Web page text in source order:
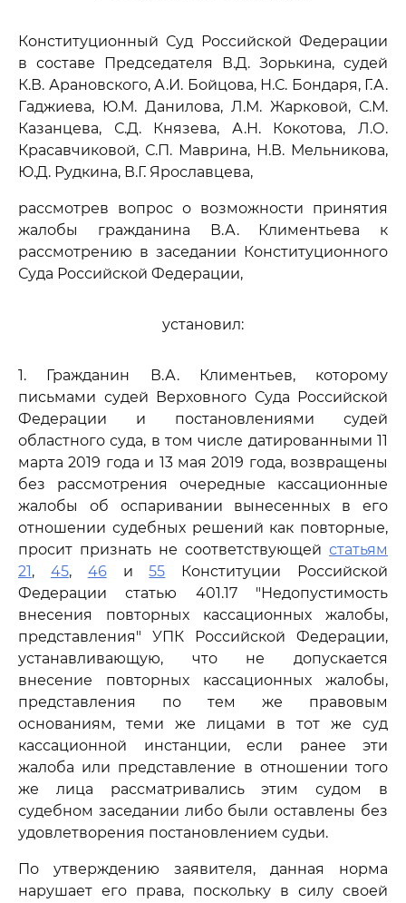
Конституционный Суд Российской Федерации
в составе Председателя В.Д. Зорькина, судей
К.В. Арановского, А.И. Бойцова, Н.С. Бондаря, Г.А.
Гаджиева, Ю.М. Данилова, Л.М. Жарковой, С.М.
Казанцева, С.Д. Князева, А.Н. Кокотова, Л.О.
Красавчиковой, С.П. Маврина, Н.В. Мельникова,
Ю.Д. Рудкина, В.Г. Ярославцева,
рассмотрев вопрос о возможности принятия
жалобы гражданина В.А. Климентьева к
рассмотрению в заседании Конституционного
Суда Российской Федерации,
установил:
1. Гражданин В.А. Климентьев, которому
письмами судей Верховного Суда Российской
Федерации и постановлениями судей
областного суда, в том числе датированными 11
марта 2019 года и 13 мая 2019 года, возвращены
без рассмотрения очередные кассационные
жалобы об оспаривании вынесенных в его
отношении судебных решений как повторные,
просит признать не соответствующей статьям
21, 45, 46и55 Конституции Российской
Федерации статью 401.17 "Недопустимость
внесения повторных кассационных жалобы,
представления" УПК Российской Федерации,
устанавливающую, что не допускается
внесение повторных кассационных жалобы,
представления по тем же правовым
основаниям, теми же лицами в тот же суд
кассационной инстанции, если ранее эти
жалоба или представление в отношении того
же лица рассматривались этим судом в
судебном заседании либо были оставлены без
удовлетворения постановлением судьи.
По утверждению заявителя, данная норма
нарушает его права, поскольку в силу своей